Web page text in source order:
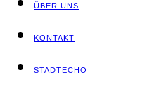
ÜBER UNS
KON­TAKT
STADT­ECHO